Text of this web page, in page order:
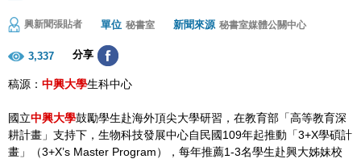
興新聞張貼者 單位 秘書室 新聞來源 秘書室媒體公關中心
3,337 分享
稿源： 中興大學生科中心
國立中興大學鼓勵學生赴海外頂尖大學研習，在教育部「高等教育深
耕計畫」支持下，生物科技發展中心自民國109年起推動「3+X學碩計
畫」（3+X’s Master Program），每年推薦1-3名學生赴興大姊妹校